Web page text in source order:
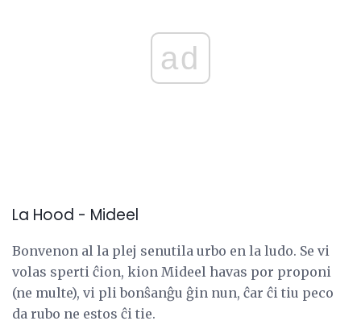
ad
La Hood - Mideel
Bonvenon al la plej senutila urbo en la ludo. Se vi
volas sperti ĉion, kion Mideel havas por proponi
(ne multe), vi pli bonŝanĝu ĝin nun, ĉar ĉi tiu peco
da rubo ne estos ĉi tie.